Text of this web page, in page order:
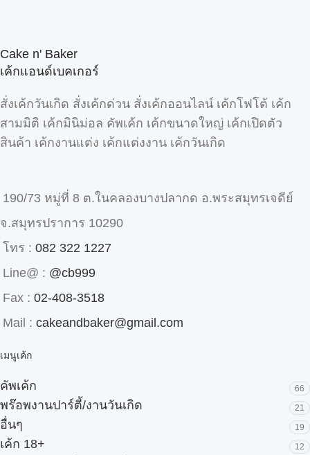
Cake n' Baker
เค้กแอนด์เบคเกอร์
สั่งเค้กวันเกิด สั่งเค้กด่วน สั่งเค้กออนไลน์ เค้กโฟโต้ เค้ก
สามมิติ เค้กมินิม่อล คัพเค้ก เค้กขนาดใหญ่ เค้กเปิดตัว
สินค้า เค้กงานแต่ง เค้กแต่งงาน เค้กวันเกิด
190/73 หมู่ที่ 8 ต.ในคลองบางปลากด อ.พระสมุทรเจดีย์
จ.สมุทรปราการ 10290
โทร : 082 322 1227
Line@ : @cb999
Fax : 02-408-3518
Mail : cakeandbaker@gmail.com
เมนูเค้ก
คัพเค้ก 66
พร๊อพงานปาร์ตี้/งานวันเกิด 21
อื่นๆ 19
เค้ก 18+ 12